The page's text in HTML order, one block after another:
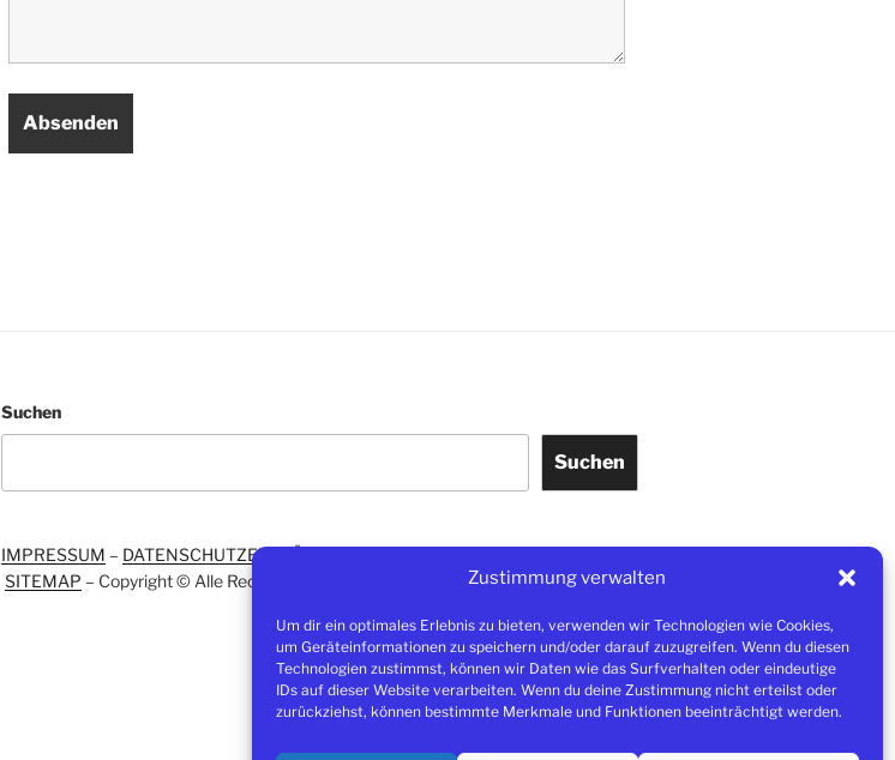
Zustimmung verwalten
Um dir ein optimales Erlebnis zu bieten, verwenden wir Technologien wie Cookies,
um Geräteinformationen zu speichern und/oder darauf zuzugreifen. Wenn du diesen
Technologien zustimmst, können wir Daten wie das Surfverhalten oder eindeutige
IDs auf dieser Website verarbeiten. Wenn du deine Zustimmung nicht erteilst oder
zurückziehst, können bestimmte Merkmale und Funktionen beeinträchtigt werden.
Suchen
Suchen
IMPRESSUM – DATENSCHUTZERKLÄRUNG
SITEMAP – Copyright © Alle Rechte vorbehalten